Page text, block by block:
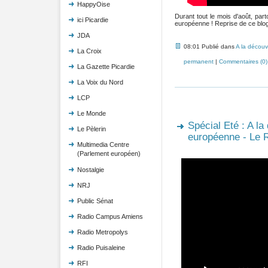
HappyOise
ici Picardie
JDA
La Croix
La Gazette Picardie
La Voix du Nord
LCP
Le Monde
Le Pèlerin
Multimedia Centre
(Parlement européen)
Nostalgie
NRJ
Public Sénat
Radio Campus Amiens
Radio Metropolys
Radio Puisaleine
RFI
Durant tout le mois d'août,
européenne ! Reprise de ce
08:01 Publié dansA la
permanent| Commentaires (0)
Spécial Eté : A la
européenne - Le